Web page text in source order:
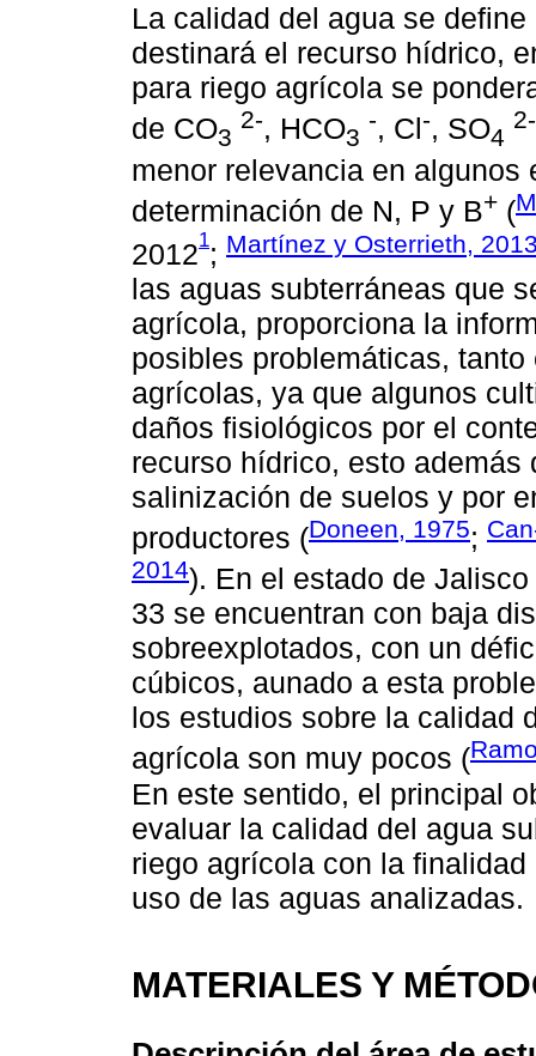
La calidad del agua se
destinará el recurso hídrico,
para riego agrícola se
de CO3
2-, HCO3
-, Cl-, SO4
2-
menor relevancia en algunos
determinación de N, P y B+ (
20121; Martínez y Osterrieth,
las aguas subterráneas que
agrícola, proporciona la
posibles problemáticas,
agrícolas, ya que algunos
daños fisiológicos por el
recurso hídrico, esto
salinización de suelos y por
productores (Doneen, 1975;
2014). En el estado de
33 se encuentran con baja
sobreexplotados, con un
cúbicos, aunado a esta
los estudios sobre la calidad
agrícola son muy pocos (
En este sentido, el principal
evaluar la calidad del agua
riego agrícola con la
uso de las aguas analizadas.
MATERIALES Y